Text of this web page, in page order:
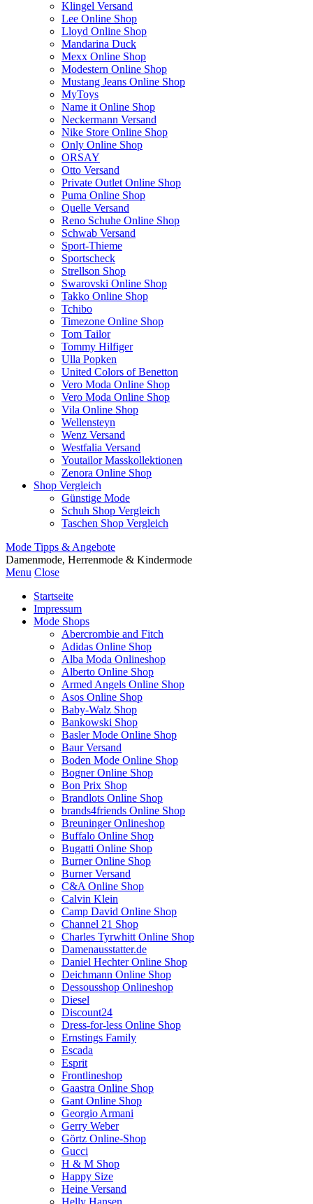
Klingel Versand
Lee Online Shop
Lloyd Online Shop
Mandarina Duck
Mexx Online Shop
Modestern Online Shop
Mustang Jeans Online Shop
MyToys
Name it Online Shop
Neckermann Versand
Nike Store Online Shop
Only Online Shop
ORSAY
Otto Versand
Private Outlet Online Shop
Puma Online Shop
Quelle Versand
Reno Schuhe Online Shop
Schwab Versand
Sport-Thieme
Sportscheck
Strellson Shop
Swarovski Online Shop
Takko Online Shop
Tchibo
Timezone Online Shop
Tom Tailor
Tommy Hilfiger
Ulla Popken
United Colors of Benetton
Vero Moda Online Shop
Vero Moda Online Shop
Vila Online Shop
Wellensteyn
Wenz Versand
Westfalia Versand
Youtailor Masskollektionen
Zenora Online Shop
Shop Vergleich
Günstige Mode
Schuh Shop Vergleich
Taschen Shop Vergleich
Mode Tipps & Angebote
Damenmode, Herrenmode & Kindermode
Menu Close
Startseite
Impressum
Mode Shops
Abercrombie and Fitch
Adidas Online Shop
Alba Moda Onlineshop
Alberto Online Shop
Armed Angels Online Shop
Asos Online Shop
Baby-Walz Shop
Bankowski Shop
Basler Mode Online Shop
Baur Versand
Boden Mode Online Shop
Bogner Online Shop
Bon Prix Shop
Brandlots Online Shop
brands4friends Online Shop
Breuninger Onlineshop
Buffalo Online Shop
Bugatti Online Shop
Burner Online Shop
Burner Versand
C&A Online Shop
Calvin Klein
Camp David Online Shop
Channel 21 Shop
Charles Tyrwhitt Online Shop
Damenausstatter.de
Daniel Hechter Online Shop
Deichmann Online Shop
Dessousshop Onlineshop
Diesel
Discount24
Dress-for-less Online Shop
Ernstings Family
Escada
Esprit
Frontlineshop
Gaastra Online Shop
Gant Online Shop
Georgio Armani
Gerry Weber
Görtz Online-Shop
Gucci
H & M Shop
Happy Size
Heine Versand
Helly Hansen